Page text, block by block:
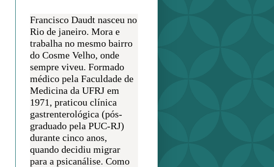
Francisco Daudt nasceu no
Rio de janeiro. Mora e
trabalha no mesmo bairro
do Cosme Velho, onde
sempre viveu. Formado
médico pela Faculdade de
Medicina da UFRJ em
1971, praticou clínica
gastrenterológica (pós-
graduado pela PUC-RJ)
durante cinco anos,
quando decidiu migrar
para a psicanálise. Como